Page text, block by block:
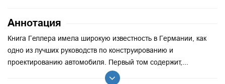
Аннотация
Книга Геллера имела широкую известность в Германии, как
одно из лучших руководств по конструированию и
проектированию автомобиля. Первый том содержит,...